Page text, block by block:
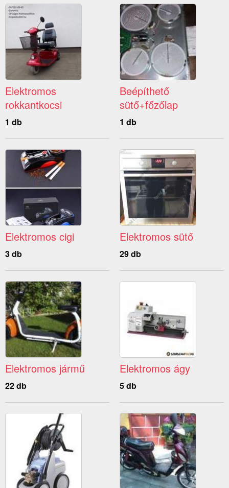
Elektromos
rokkantkocsi
1 db
Beépíthető
sütő+főzőlap
1 db
Elektromos cigi
3 db
Elektromos sütő
29 db
Elektromos jármű
22 db
Elektromos ágy
5 db